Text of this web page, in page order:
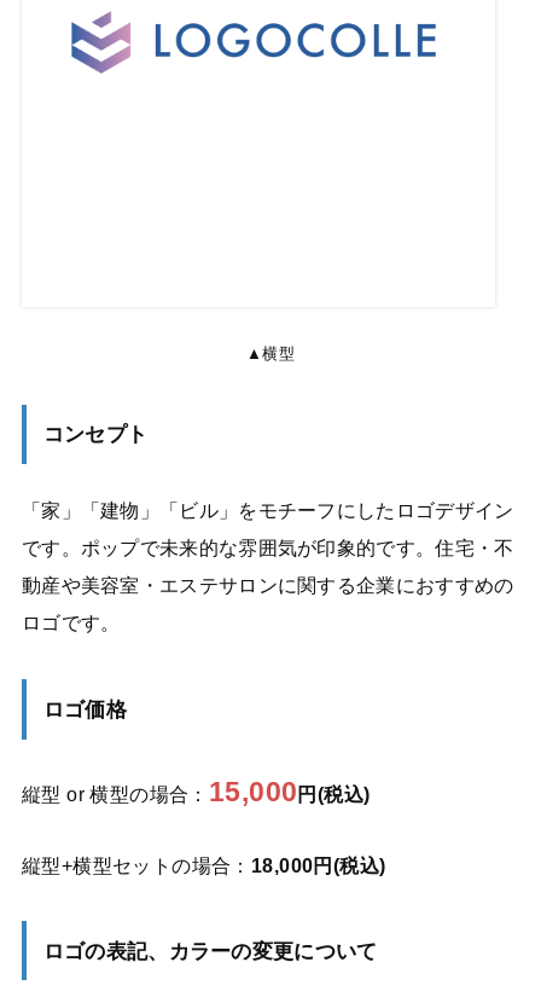
▲横型
コンセプト
「家」「建物」「ビル」をモチーフにしたロゴデザイン
です。ポップで未来的な雰囲気が印象的です。住宅・不
動産や美容室・エステサロンに関する企業におすすめの
ロゴです。
ロゴ価格
縦型 or 横型の場合： 15,000 円(税込)
縦型+横型セットの場合： 18,000円(税込)
ロゴの表記、カラーの変更について